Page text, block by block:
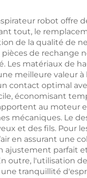
Mi
robot offre
tout, le
de la qualité de
de rechange
Les matériaux de
meilleure valeur
contact optimal
économisant
au moteur
mécaniques. Le
et des fils. Pour
en assurant une
ajustement parfait
outre, l'utilisation
une tranquillité